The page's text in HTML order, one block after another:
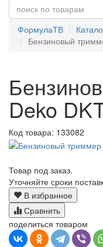
ФормулаТВ
Бензиновый
Deko
Код товара: 133082
Товар под заказ.
Уточняйте сроки
В избранное
Сравнить
поделиться товаром